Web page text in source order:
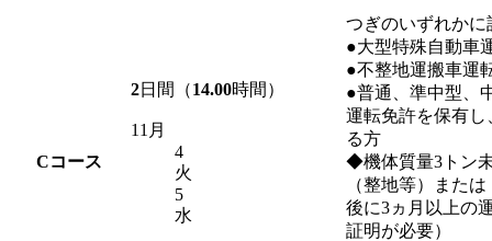
Cコース
2日間（14.00時間）
11月
4
火
5
水
つぎのいずれかに
●大型特殊自動車
●不整地運搬車運
●普通、準中型、
運転免許を保有
る方
◆機体質量3トン
（整地等）また
後に3ヵ月以上の
証明が必要）